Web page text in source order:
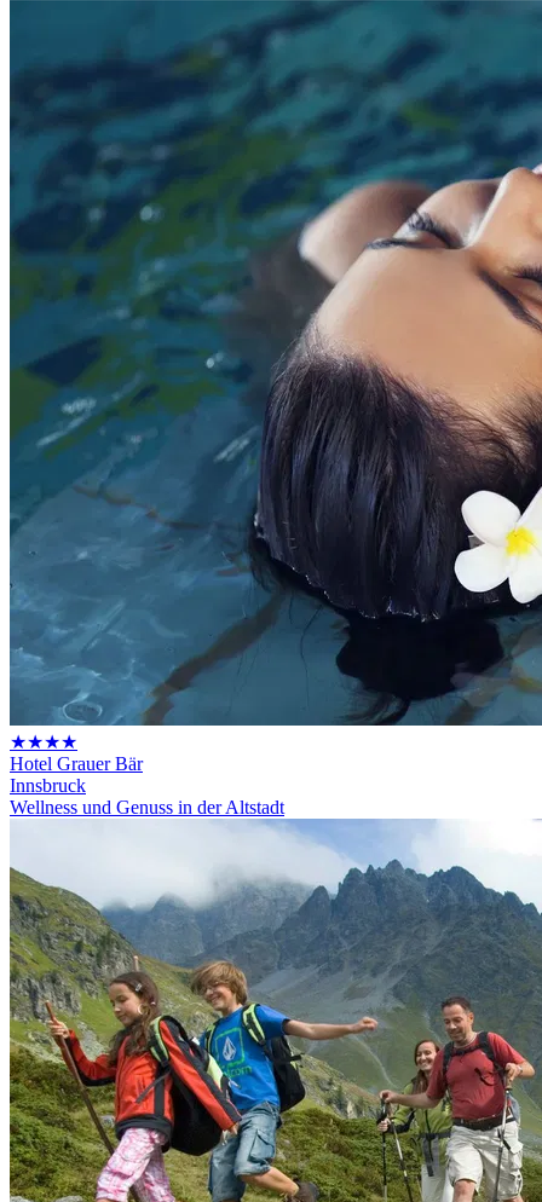
★★★★
Hotel Grauer Bär
Innsbruck
Wellness und Genuss in der Altstadt